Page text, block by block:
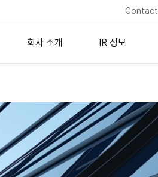
Contact
Ellipsometry
Ellipsometry
스
플레이
Symposium
회사 소개
이사회
경영진
채용 정보
IR 정보
IR 뉴스
재무 정보
배당정책